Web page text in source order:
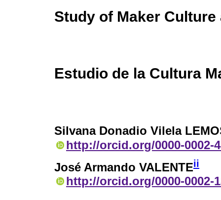
Study of Maker Culture
Estudio de la Cultura
Silvana Donadio Vilela
http://orcid.org/0000-0002-
José Armando VALENTEii
http://orcid.org/0000-0002-